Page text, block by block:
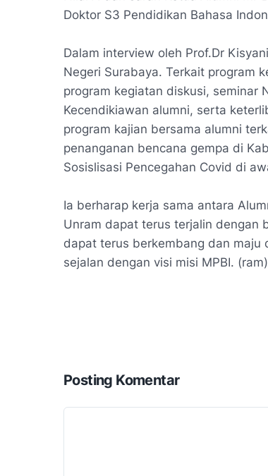
Doktor S3 Pendidikan Bahasa
Dalam interview oleh Prof.Dr
Negeri Surabaya. Terkait program
program kegiatan diskusi, seminar
Kecendikiawan alumni, serta
program kajian bersama alumni
penanganan bencana gempa di
Sosislisasi Pencegahan Covid di
Ia berharap kerja sama antara
Unram dapat terus terjalin dengan
dapat terus berkembang dan maju
sejalan dengan visi misi MPBI. (ram)
Posting Komentar